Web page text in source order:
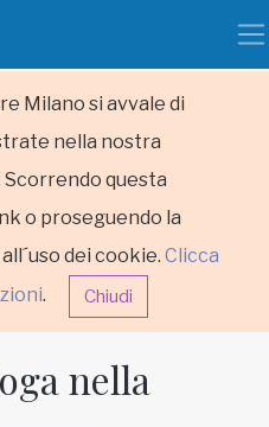
Milano si avvale di
nella nostra
questa
o proseguendo la
dei cookie. Clicca
. Chiudi
nella